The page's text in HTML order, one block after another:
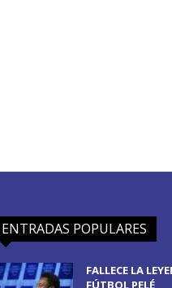
ENTRADAS POPULARES
FALLECE LA
FÚTBOL PELÉ